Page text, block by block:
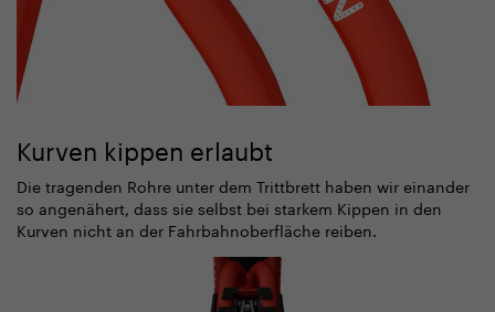
Kurven kippen erlaubt
Die tragenden Rohre unter dem Trittbrett haben wir einander
so angenähert, dass sie selbst bei starkem Kippen in den
Kurven nicht an der Fahrbahnoberfläche reiben.